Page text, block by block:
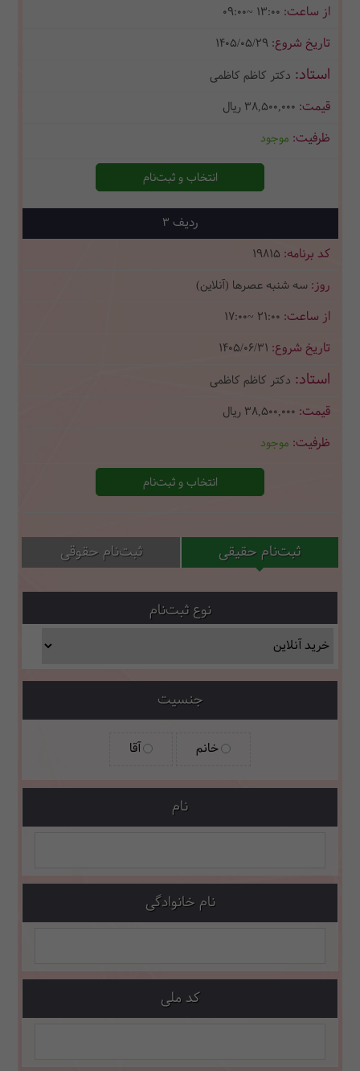
09:00~ 13:00
1405/05/29
دکتر کاظم کاظمی
38,500,000 ریال
موجود
انتخاب و ثبت‌نام
3
19815
سه شنبه عصرها (آنلاین)
17:00~ 21:00
1405/06/31
دکتر کاظم کاظمی
38,500,000 ریال
موجود
انتخاب و ثبت‌نام
ثبت‌نام حقیقی ثبت‌نام حقوقی
نوع ثبت‌نام
جنسیت
خانم آقا
نام
نام خانوادگی
کد ملی